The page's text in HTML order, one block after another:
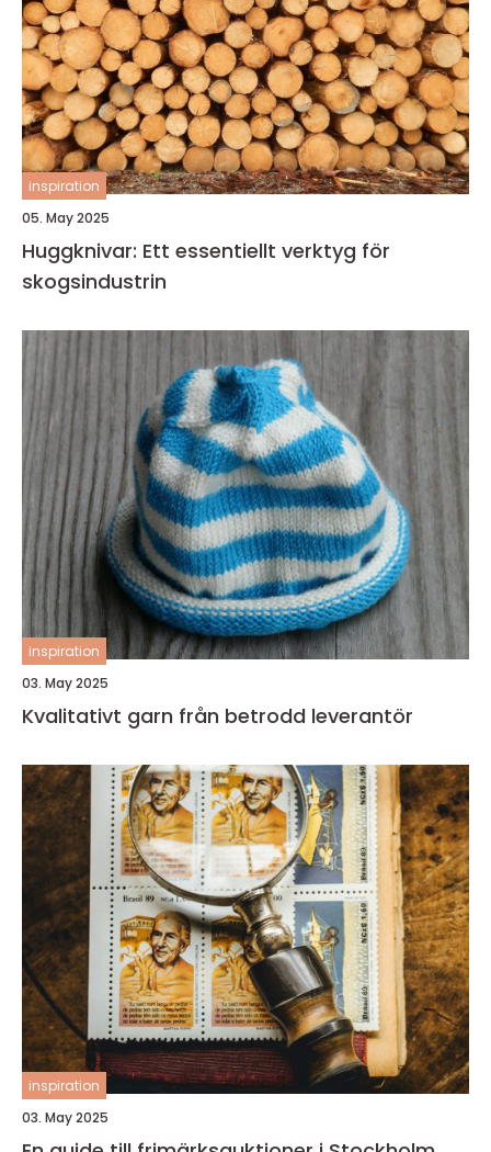
inspiration
05. May 2025
Huggknivar: Ett essentiellt verktyg för
skogsindustrin
inspiration
03. May 2025
Kvalitativt garn från betrodd leverantör
inspiration
03. May 2025